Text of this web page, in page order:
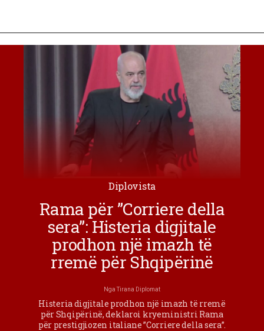
Diplovista
Rama për ”Corriere della
sera”: Histeria digjitale
prodhon një imazh të
rremë për Shqipërinë
NgaTirana Diplomat
Histeria digjitale prodhon një imazh të rremë
për Shqipërinë, deklaroi kryeministri Rama
për prestigjiozen italiane ”Corriere della sera”.